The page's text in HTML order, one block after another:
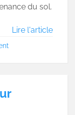
du sol.
Lire l'article